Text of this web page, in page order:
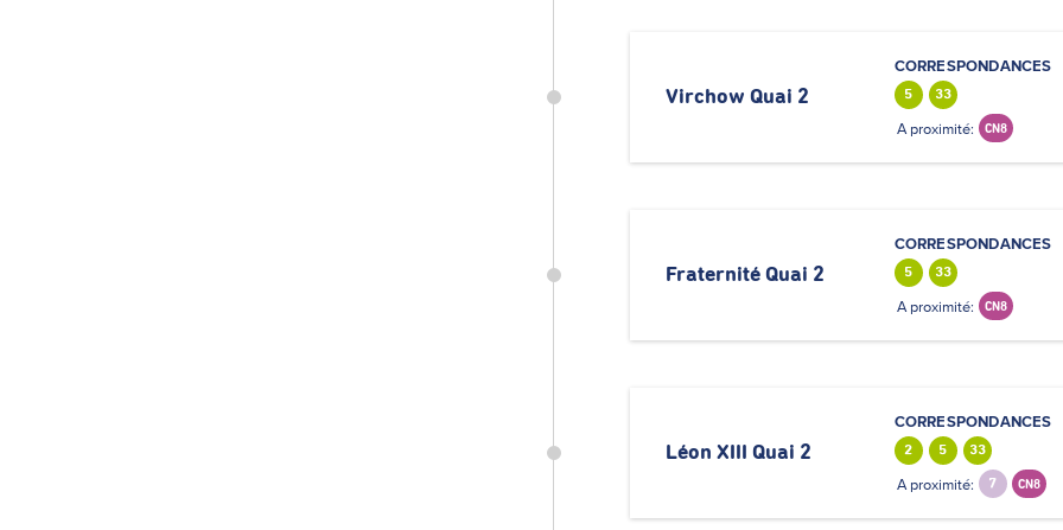
Virchow Quai 2
CORRESPONDANCES
5 33
A proximité: CN8
Fraternité Quai 2
CORRESPONDANCES
5 33
A proximité: CN8
Léon XIII Quai 2
CORRESPONDANCES
2 5 33
A proximité: 7 CN8